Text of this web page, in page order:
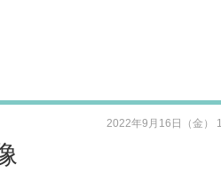
2022年9月16日（金）